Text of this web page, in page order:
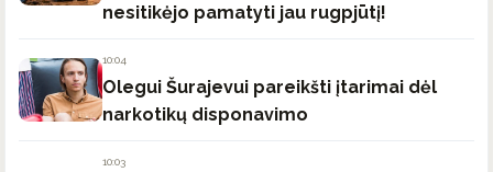
nesitikėjo pamatyti jau rugpjūtį!
10:04
Olegui Šurajevui pareikšti įtarimai dėl
narkotikų disponavimo
10:03